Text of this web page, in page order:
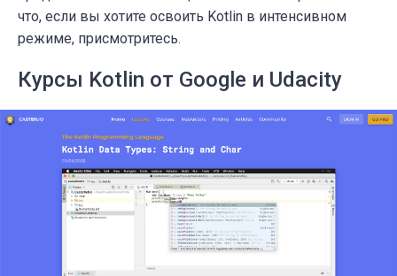
что, если вы хотите освоить Kotlin в интенсивном
режиме, присмотритесь.
Курсы Kotlin от Google и Udacity